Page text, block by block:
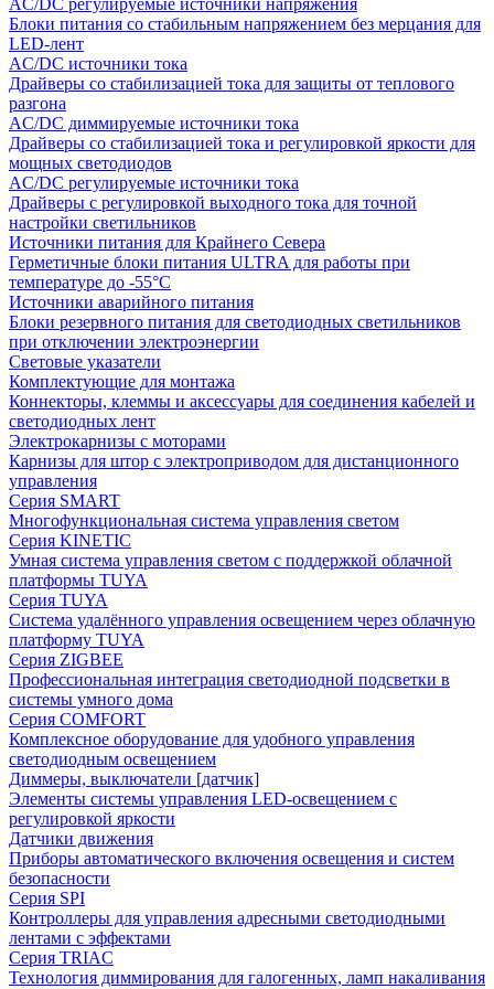
Блоки питания со стабильным напряжением без мерцания для
LED-лент
AC/DC источники тока
Драйверы со стабилизацией тока для защиты от теплового
разгона
AC/DC диммируемые источники тока
Драйверы со стабилизацией тока и регулировкой яркости для
мощных светодиодов
AC/DC регулируемые источники тока
Драйверы с регулировкой выходного тока для точной
настройки светильников
Источники питания для Крайнего Севера
Герметичные блоки питания ULTRA для работы при
температуре до -55°C
Источники аварийного питания
Блоки резервного питания для светодиодных светильников
при отключении электроэнергии
Световые указатели
Комплектующие для монтажа
Коннекторы, клеммы и аксессуары для соединения кабелей и
светодиодных лент
Электрокарнизы с моторами
Карнизы для штор с электроприводом для дистанционного
управления
Серия SMART
Многофункциональная система управления светом
Серия KINETIC
Умная система управления светом с поддержкой облачной
платформы TUYA
Серия TUYA
Система удалённого управления освещением через облачную
платформу TUYA
Серия ZIGBEE
Профессиональная интеграция светодиодной подсветки в
системы умного дома
Серия COMFORT
Комплексное оборудование для удобного управления
светодиодным освещением
Диммеры, выключатели [датчик]
Элементы системы управления LED-освещением с
регулировкой яркости
Датчики движения
Приборы автоматического включения освещения и систем
безопасности
Серия SPI
Контроллеры для управления адресными светодиодными
лентами с эффектами
Серия TRIAC
Технология диммирования для галогенных, ламп накаливания